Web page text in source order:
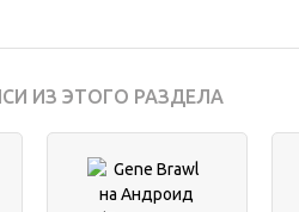
ИЗ ЭТОГО РАЗДЕЛА